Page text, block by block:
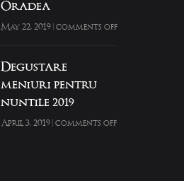
Oradea
May 22, 2019 comments off
Degustare
meniuri pentru
nuntile 2019
April 3, 2019 comments off